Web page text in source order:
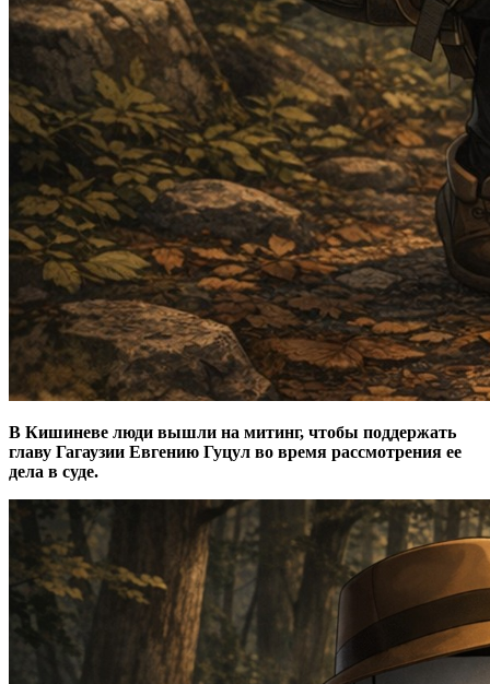
В Кишиневе люди вышли на митинг, чтобы поддержать
главу Гагаузии Евгению Гуцул во время рассмотрения ее
дела в суде.